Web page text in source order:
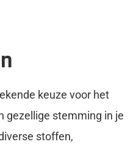
keuze voor het
gezellige stemming in je
stoffen,